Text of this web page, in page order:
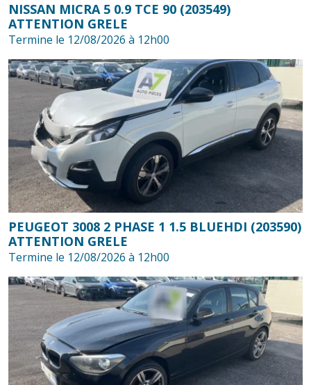
NISSAN MICRA 5 0.9 TCE 90 (203549)
ATTENTION GRELE
Termine le 12/08/2026 à 12h00
PEUGEOT 3008 2 PHASE 1 1.5 BLUEHDI (203590)
ATTENTION GRELE
Termine le 12/08/2026 à 12h00